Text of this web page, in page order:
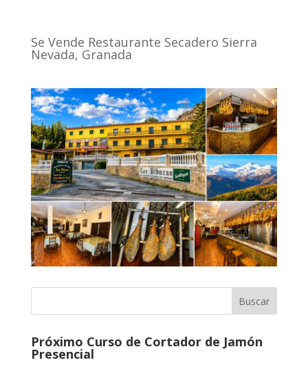
Se Vende Restaurante Secadero Sierra
Nevada, Granada
Próximo Curso de Cortador de Jamón
Presencial